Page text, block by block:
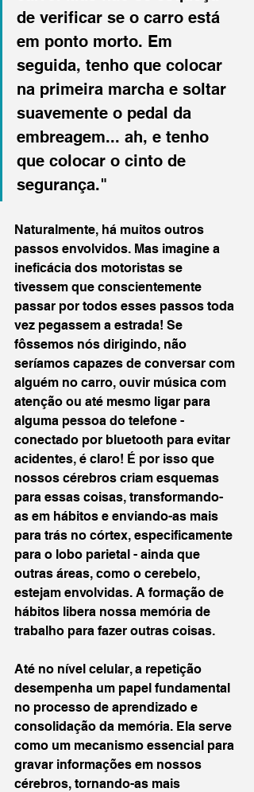
de verificar se o carro está
em ponto morto. Em
seguida, tenho que colocar
na primeira marcha e soltar
suavemente o pedal da
embreagem... ah, e tenho
que colocar o cinto de
segurança."
Naturalmente, há muitos outros
passos envolvidos. Mas imagine a
ineficácia dos motoristas se
tivessem que conscientemente
passar por todos esses passos toda
vez pegassem a estrada! Se
fôssemos nós dirigindo, não
seríamos capazes de conversar com
alguém no carro, ouvir música com
atenção ou até mesmo ligar para
alguma pessoa do telefone -
conectado por bluetooth para evitar
acidentes, é claro! É por isso que
nossos cérebros criam esquemas
para essas coisas, transformando-
as em hábitos e enviando-as mais
para trás no córtex, especificamente
para o lobo parietal - ainda que
outras áreas, como o cerebelo,
estejam envolvidas. A formação de
hábitos libera nossa memória de
trabalho para fazer outras coisas.
Até no nível celular, a repetição
desempenha um papel fundamental
no processo de aprendizado e
consolidação da memória. Ela serve
como um mecanismo essencial para
gravar informações em nossos
cérebros, tornando-as mais